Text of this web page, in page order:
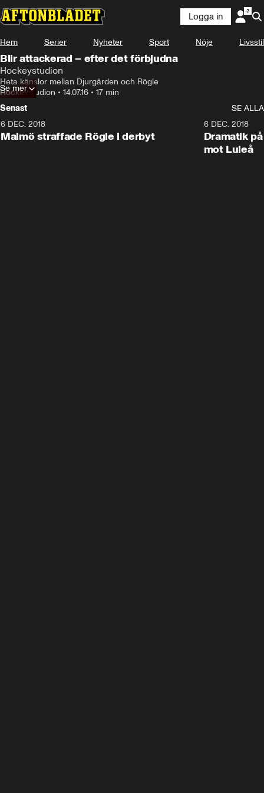
Logga in
Hem Serier Nyheter Sport Nöje Livsstil
Blir attackerad – efter det förbjudna
Hockeystudion
Heta känslor mellan Djurgården och Rögle
Hockeystudion • 14.07.16 • 17 min
Se mer
Senast
SE ALLA
6 DEC. 2018
Malmö straffade Rögle i derbyt
6 DEC. 2018
Dramatik
mot Luleå